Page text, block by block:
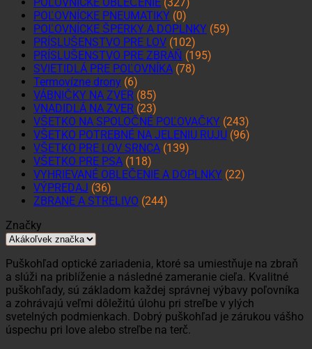
POĽOVNÍCKE PNEUMATIKY (0)
POĽOVNÍCKE ŠPERKY A DOPLNKY (59)
PRÍSLUŠENSTVO PRE LOV (102)
PRÍSLUŠENSTVO PRE ZBRAŇ (195)
SVIETIDLÁ PRE POĽOVNÍKA (78)
Termovízne drony (6)
VÁBNIČKY NA ZVER (85)
VNADIDLÁ NA ZVER (23)
VŠETKO NA SPOLOČNÉ POĽOVAČKY (243)
VŠETKO POTREBNÉ NA JELENIU RUJU (96)
VŠETKO PRE LOV SRNCA (139)
VŠETKO PRE PSA (118)
VYHRIEVANÉ OBLEČENIE A DOPLNKY (22)
VÝPREDAJ (36)
ZBRANE A STRELIVO (244)
Značky
Puškohľad optické zariadenia, ktoré sa umiestňuje na zbraň
a slúži na priblíženie a následné zameranie cieľa. Kvalitné
puškohľady, sú základom každej správnej výbavy poľovníka
a zohrávajú veľmi dôležitú úlohu pri streľbe v ylých
svetelných podmienkach. Dobrý puškohľad je zárukou vášho
úspechu pri love alebo streľbe na terč.